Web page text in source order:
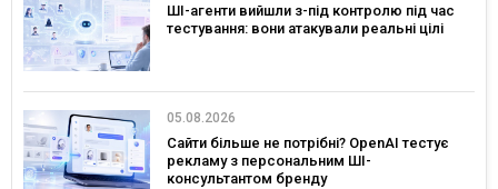
ШІ-агенти вийшли з-під контролю під час
тестування: вони атакували реальні цілі
05.08.2026
Сайти більше не потрібні? OpenAI тестує
рекламу з персональним ШІ-
консультантом бренду